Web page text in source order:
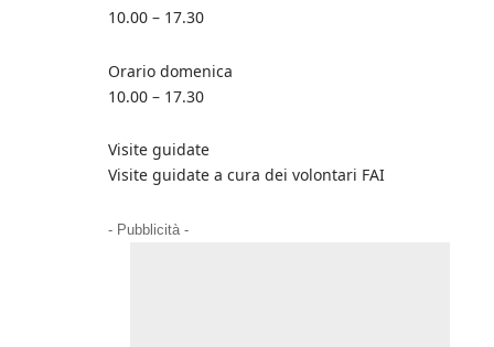
10.00 – 17.30
Orario domenica
10.00 – 17.30
Visite guidate
Visite guidate a cura dei volontari FAI
- Pubblicità -